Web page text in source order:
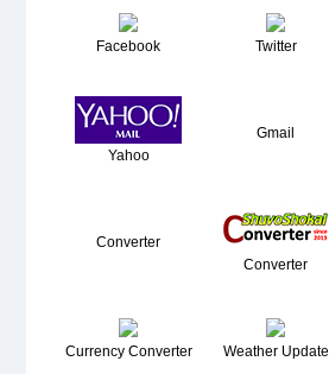
Facebook Twitter
Yahoo
Gmail
Converter
Converter
Currency Converter Weather Update